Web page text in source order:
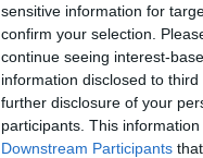
sensitive information for
confirm your selection.
continue seeing interest-
information disclosed to
further disclosure of your
participants. This
Downstream Participants